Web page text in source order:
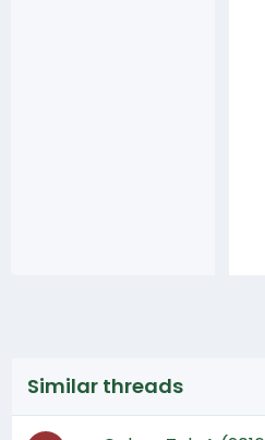
Similar threads